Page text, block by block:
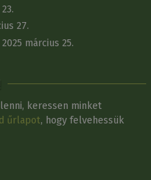
27.
március 25.
keressen minket
űrlapot, hogy felvehessük